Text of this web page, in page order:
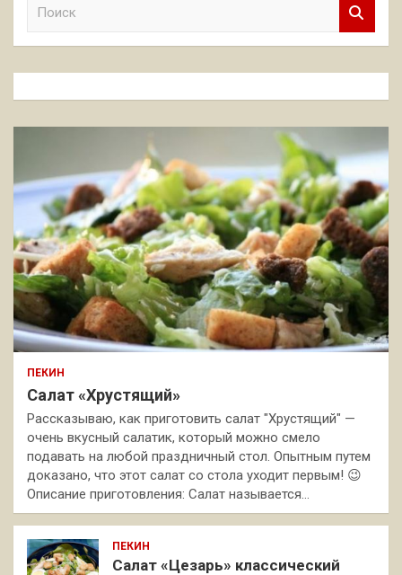
к
ПЕКИН
Салат «Хрустящий»
Рассказываю, как приготовить салат "Хрустящий" —
очень вкусный салатик, который можно смело
подавать на любой праздничный стол. Опытным путем
доказано, что этот салат со стола уходит первым! 😉
Описание приготовления: Салат называется…
ПЕКИН
Салат «Цезарь» классический